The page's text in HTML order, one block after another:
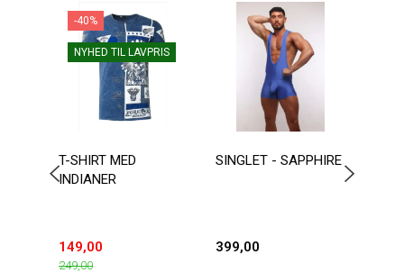
-40%
NYHED TIL LAVPRIS
T-SHIRT MED
INDIANER
149,00
249,00
SINGLET - SAPPHIRE
399,00